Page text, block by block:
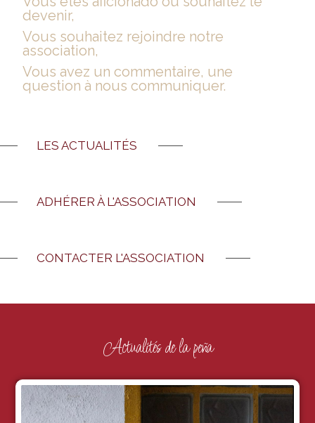
devenir,
Vous souhaitez rejoindre notre
association,
Vous avez un commentaire, une
question à nous communiquer.
LES ACTUALITÉS
ADHÉRER À L'ASSOCIATION
CONTACTER L'ASSOCIATION
Actualités de la peña